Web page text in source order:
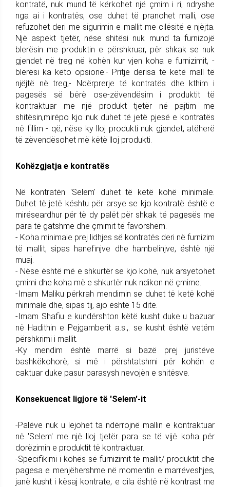
kontratë, nuk mund të kërkohet një çmim i ri, ndryshe
nga ai i kontratës, ose duhet të pranohet malli, ose
refuzohet deri me sigurimin e mallit me cilësitë e njëjta.
Një aspekt tjetër, nëse shitësi nuk mund ta furnizojë
blerësin me produktin e përshkruar, për shkak se nuk
gjendet në treg në kohën kur vjen koha e furnizimit, -
blerësi ka këto opsione:- Pritje derisa të ketë mall të
njëjtë në treg;- Ndërprerje të kontratës dhe kthim i
pagesës së bërë ose-zëvendësim i produktit të
kontraktuar me një produkt tjetër në pajtim me
shitësin,mirëpo kjo nuk duhet të jetë pjesë e kontratës
në fillim - që, nëse ky lloj produkti nuk gjendet, atëherë
të zëvendësohet më këtë lloj produkti.
Kohëzgjatja e kontratës
Në kontratën 'Selem' duhet të ketë kohë minimale.
Duhet të jetë kështu për arsye se kjo kontratë është e
mirëseardhur për të dy palët për shkak të pagesës me
para të gatshme dhe çmimit të favorshëm.
- Koha minimale prej lidhjes së kontratës deri në furnizim
të mallit, sipas hanefinjve dhe hambelinjve, është një
muaj.
- Nëse është më e shkurtër se kjo kohë, nuk arsyetohet
çmimi dhe koha më e shkurtër nuk ndikon në çmime.
-Imam Maliku përkrah mendimin se duhet të ketë kohë
minimale dhe, sipas tij, ajo është 15 ditë.
-Imam Shafiu e kundërshton këtë kusht duke u bazuar
në Hadithin e Pejgamberit a.s.,. se kusht është vetëm
përshkrimi i mallit.
-Ky mendim është marrë si bazë prej juristëve
bashkëkohorë, si më i përshtatshmi për kohën e
caktuar duke pasur parasysh nevojën e shitësve.
Konsekuencat ligjore të 'Selem'-it
-Palëve nuk u lejohet ta ndërrojnë mallin e kontraktuar
në 'Selem' me një lloj tjetër para se të vijë koha për
dorëzimin e produktit të kontraktuar.
-Specifikimi i kohës së furnizimit të mallit/ produktit dhe
pagesa e menjëhershme në momentin e marrëveshjes,
janë kusht i kësaj kontrate, e cila është në kontrast me